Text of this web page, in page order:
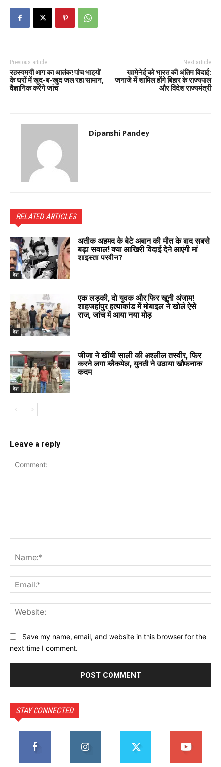
Previous article
रहस्यमयी आग का आतंक! पांच भाइयों
के घरों में खुद-ब-खुद जल रहा सामान,
वैज्ञानिक करेंगे जांच
Next article
खामेनेई को भारत की अंतिम विदाई:
जनाजे में शामिल होंगे बिहार के राज्यपाल
और विदेश राज्यमंत्री
Dipanshi Pandey
RELATED ARTICLES
देश
अतीक अहमद के बेटे अबान की मौत के बाद सबसे
बड़ा सवाल! क्या आखिरी विदाई देने आएंगी मां
शाइस्ता परवीन?
देश
एक लड़की, दो युवक और फिर खूनी अंजाम!
शाहजहांपुर हत्याकांड में मोबाइल ने खोले ऐसे
राज, जांच में आया नया मोड़
देश
जीजा ने खींची साली की अश्लील तस्वीर, फिर
करने लगा ब्लैकमेल, युवती ने उठाया खौफनाक
कदम
Leave a reply
Save my name, email, and website in this browser for the
next time I comment.
STAY CONNECTED